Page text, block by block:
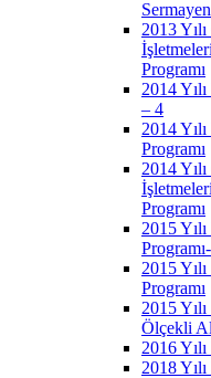
2013
Programı
2014
– 4
2014
Programı
2014
Programı
2015
2015
Programı
2015
Ölçekli
2016
2018